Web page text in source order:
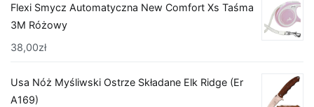
Flexi Smycz Automatyczna New Comfort Xs Taśma
3M Różowy
38,00zł
Usa Nóż Myśliwski Ostrze Składane Elk Ridge (Er
A169)